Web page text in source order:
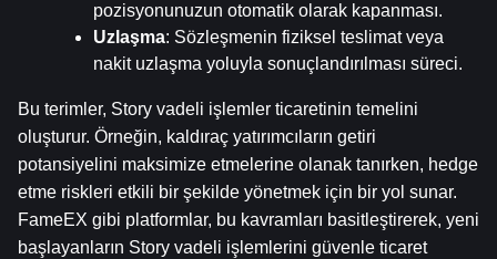
pozisyonunuzun otomatik olarak kapanması.
Uzlaşma: Sözleşmenin fiziksel teslimat veya
nakit uzlaşma yoluyla sonuçlandırılması süreci.
Bu terimler, Story vadeli işlemler ticaretinin temelini
oluşturur. Örneğin, kaldıraç yatırımcıların getiri
potansiyelini maksimize etmelerine olanak tanırken, hedge
etme riskleri etkili bir şekilde yönetmek için bir yol sunar.
FameEX gibi platformlar, bu kavramları basitleştirerek, yeni
başlayanların Story vadeli işlemlerini güvenle ticaret